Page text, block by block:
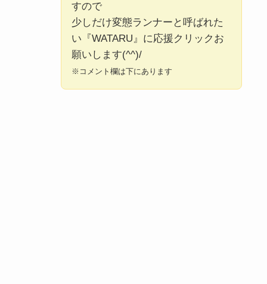
すので
少しだけ変態ランナーと呼ばれた
い『WATARU』に応援クリックお
願いします(^^)/
※コメント欄は下にあります